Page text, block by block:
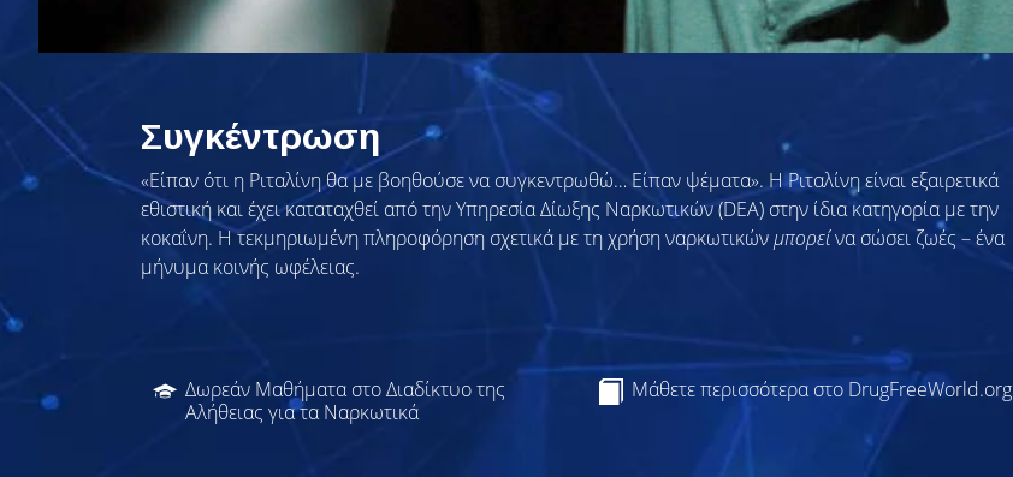
Συγκέντρωση
«Είπαν ότι η Ριταλίνη θα με βοηθούσε να συγκεντρωθώ… Είπαν ψέματα». Η Ριταλίνη είναι εξαιρετικά
εθιστική και έχει καταταχθεί από την Υπηρεσία Δίωξης Ναρκωτικών (DEA) στην ίδια κατηγορία με την
κοκαΐνη. Η τεκμηριωμένη πληροφόρηση σχετικά με τη χρήση ναρκωτικώνμπορείνα σώσει ζωές – ένα
μήνυμα κοινής ωφέλειας.
Δωρεάν Μαθήματα στο Διαδίκτυο της
Αλήθειας για τα Ναρκωτικά
Μάθετε περισσότερα στο DrugFreeWorld.org